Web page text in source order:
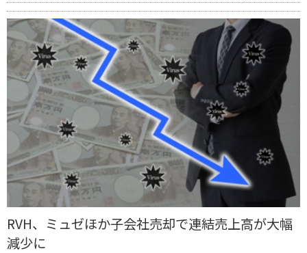
RVH、ミュゼほか子会社売却で連結売上高が大幅
減少に